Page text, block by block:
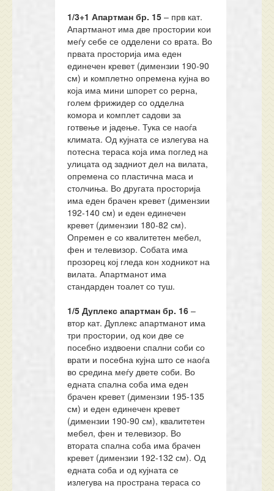
1/3+1Апартман бр. 15 – прв кат.
Апартманот има две простории кои
меѓу себе се одделени со врата. Во
првата просторија има еден
единечен кревет (димензии 190-90
см) и комплетно опремена кујна во
која има мини шпорет со рерна,
голем фрижидер со одделна
комора и комплет садови за
готвење и јадење. Тука се наоѓа
климата. Од кујната се излегува на
потесна тераса која има поглед на
улицата од задниот дел на вилата,
опремена со пластична маса и
столчиња. Во другата просторија
има еден брачен кревет (димензии
192-140 см) и еден единечен
кревет (димензии 180-82 см).
Опремен е со квалитетен мебел,
фен и телевизор. Собата има
прозорец кој гледа кон ходникот на
вилата. Апартманот има
стандарден тоалет со туш.
1/5 Дуплекс апартманбр. 16 –
втор кат. Дуплекс апартманот има
три простории, од кои две се
посебно издвоени спални соби со
врати и посебна кујна што се наоѓа
во средина меѓу двете соби. Во
едната спална соба има еден
брачен кревет (димензии 195-135
см) и еден единечен кревет
(димензии 190-90 см), квалитетен
мебел, фен и телевизор. Во
втората спална соба има брачен
кревет (димензии 192-132 см). Од
едната соба и од кујната се
излегува на пространа тераса со